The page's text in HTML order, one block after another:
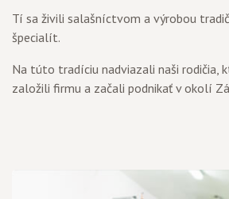
Tí sa živili salašníctvom a výrobou
špecialít.
Na túto tradíciu nadviazali naši rodičia,
založili firmu a začali podnikať v okolí